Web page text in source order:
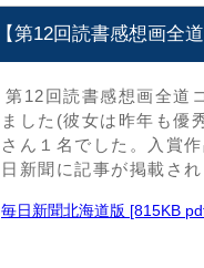
【第12回読書感想画全
第12回読書感想画全道
ました(彼女は昨年も優
さん１名でした。入賞
日新聞に記事が掲載さ
毎日新聞北海道版 [815KB